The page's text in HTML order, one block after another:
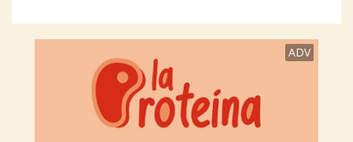
ADV